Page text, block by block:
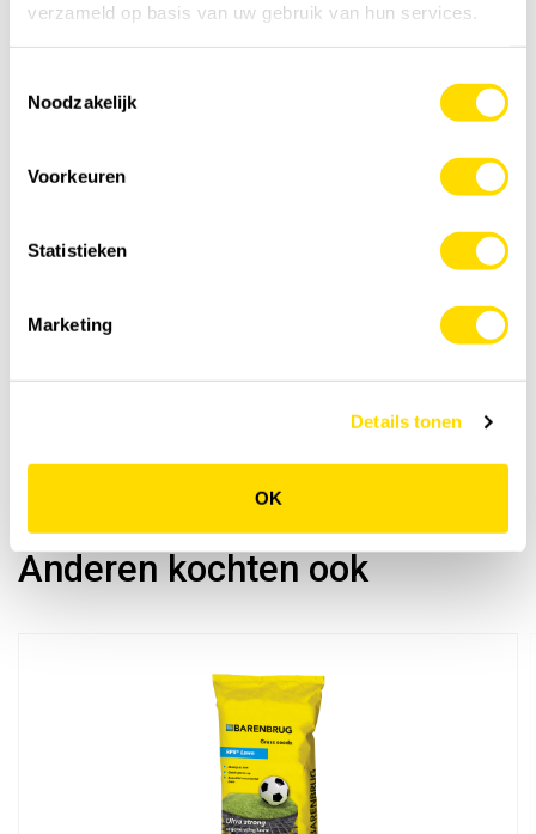
verzameld op basis van uw gebruik van hun services.
Noodzakelijk
Voorkeuren
Statistieken
Marketing
Details tonen
OK
Video
YOUTUBE
Anderen kochten ook